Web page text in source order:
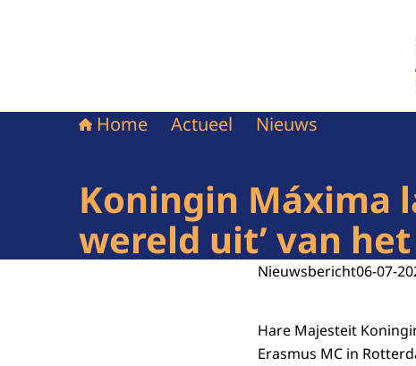
Home Actueel Nieuws
Koningin Máxima
wereld uit’ van
Nieuwsbericht06-07-
Hare Majesteit
Erasmus MC in